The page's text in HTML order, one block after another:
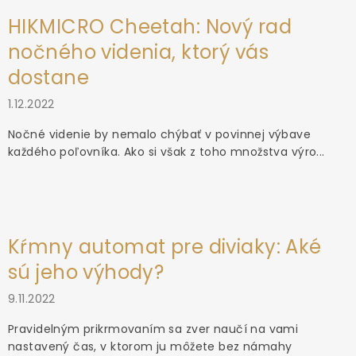
HIKMICRO Cheetah: Nový rad
nočného videnia, ktorý vás
dostane
1.12.2022
Nočné videnie by nemalo chýbať v povinnej výbave
každého poľovníka. Ako si však z toho množstva výro...
Kŕmny automat pre diviaky: Aké
sú jeho výhody?
9.11.2022
Pravidelným prikrmovaním sa zver naučí na vami
nastavený čas, v ktorom ju môžete bez námahy